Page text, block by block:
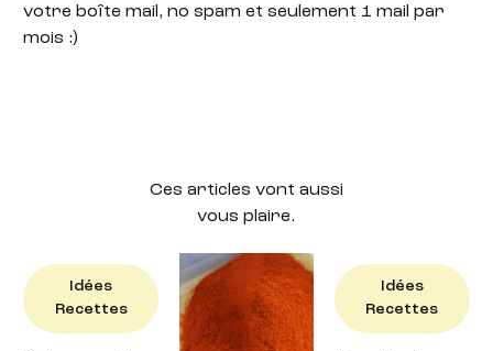
votre boîte mail, no spam et seulement 1 mail par
mois :)
Ces articles vont aussi
vous plaire.
Idées
Recettes
Idées
Recettes
Idées
Recettes